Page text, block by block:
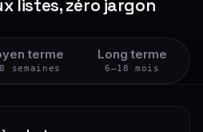
listes, zéro jargon
terme
semaines
Long terme
6–18 mois